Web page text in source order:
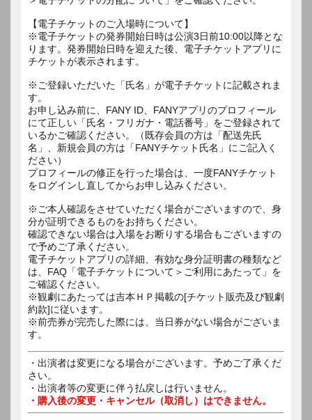
【電子チケットのご入場時について】
※電子チケットの発券開始日時は公演3日前10:00以降とな
ります。発券開始日時を迎えた後、電子チケットアプリに
チケットが表示されます。
※ご登録いただいた「氏名」が電子チケットに記載されま
す。
お申し込み前に、FANY ID、FANYアプリのプロフィール
にて正しい「氏名・フリガナ・電話番号」をご登録されて
いるかご確認ください。（既存会員の方は「配送先氏
名」、新規会員の方は「FANYチケット氏名」にご記入く
ださい）
プロフィールの修正を行った場合は、一度FANYチケット
をログインし直してからお申し込みください。
※ご本人確認をさせていただく場合がございますので、身
分が証明できるものをお持ちください。
確認できない場合は入場をお断りする場合もございますの
で予めご了承ください。
電子チケットアプリの詳細、有効な身分証明書の種類など
は、FAQ「電子チケットについて＞ご利用にあたって」を
ご確認ください。
※観劇にあたっては吉本ＨＰ掲載の[チケット販売及び観劇
約款]に従います。
※前売券が完売した際には、当日券がない場合がございま
す。
・出演者は変更になる場合がございます。予めご了承くだ
さい。
・出演者等の変更に伴う払戻しは行いません。
・購入後の変更・キャンセル（取消し）はできません。